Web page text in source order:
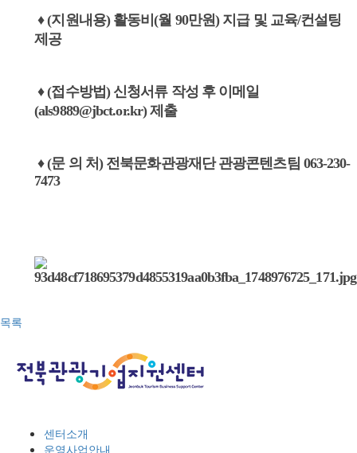
♦ (지원내용) 활동비(월 90만원) 지급 및 교육/컨설팅
제공
♦ (접수방법) 신청서류 작성 후 이메일
(als9889@jbct.or.kr) 제출
♦ (문 의 처) 전북문화관광재단 관광콘텐츠팀 063-230-
7473
목록
센터소개
운영사업안내